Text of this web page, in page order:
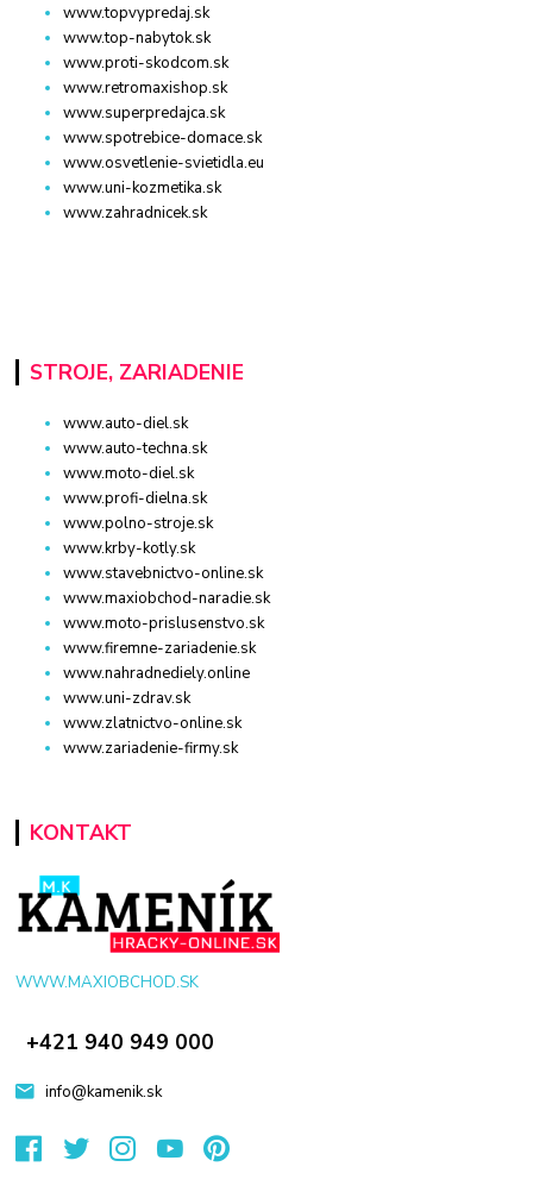
www.topvypredaj.sk
www.top-nabytok.sk
www.proti-skodcom.sk
www.retromaxishop.sk
www.superpredajca.sk
www.spotrebice-domace.sk
www.osvetlenie-svietidla.eu
www.uni-kozmetika.sk
www.zahradnicek.sk
STROJE, ZARIADENIE
www.auto-diel.sk
www.auto-techna.sk
www.moto-diel.sk
www.profi-dielna.sk
www.polno-stroje.sk
www.krby-kotly.sk
www.stavebnictvo-online.sk
www.maxiobchod-naradie.sk
www.moto-prislusenstvo.sk
www.firemne-zariadenie.sk
www.nahradnediely.online
www.uni-zdrav.sk
www.zlatnictvo-online.sk
www.zariadenie-firmy.sk
KONTAKT
WWW.MAXIOBCHOD.SK
+421 940 949 000
info@kamenik.sk